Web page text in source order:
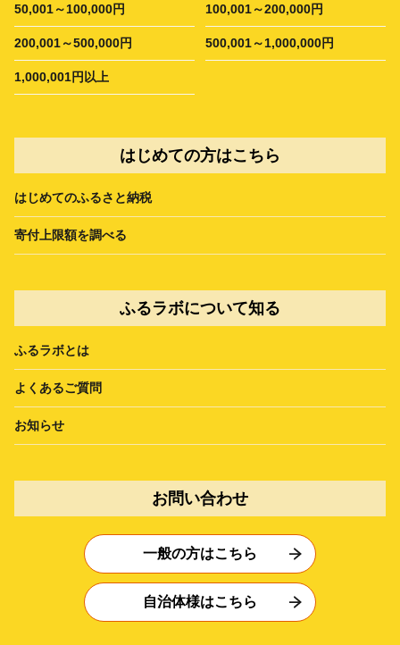
50,001～100,000円 100,001～200,000円
200,001～500,000円 500,001～1,000,000円
1,000,001円以上
はじめての方はこちら
はじめてのふるさと納税
寄付上限額を調べる
ふるラボについて知る
ふるラボとは
よくあるご質問
お知らせ
お問い合わせ
一般の方はこちら
自治体様はこちら